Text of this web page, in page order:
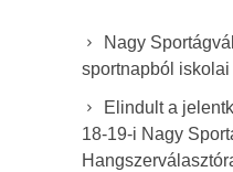
Nagy
sportnapból iskolai
Elindult a
18-19-i Nagy